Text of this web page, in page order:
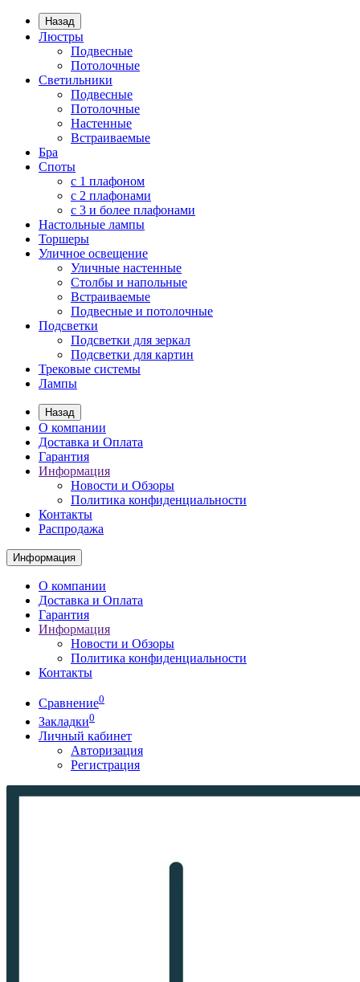
Назад
Люстры
Подвесные
Потолочные
Светильники
Подвесные
Потолочные
Настенные
Встраиваемые
Бра
Споты
с 1 плафоном
с 2 плафонами
с 3 и более плафонами
Настольные лампы
Торшеры
Уличное освещение
Уличные настенные
Столбы и напольные
Встраиваемые
Подвесные и потолочные
Подсветки
Подсветки для зеркал
Подсветки для картин
Трековые системы
Лампы
Назад
О компании
Доставка и Оплата
Гарантия
Информация
Новости и Обзоры
Политика конфиденциальности
Контакты
Распродажа
Информация
О компании
Доставка и Оплата
Гарантия
Информация
Новости и Обзоры
Политика конфиденциальности
Контакты
Сравнение0
Закладки0
Личный кабинет
Авторизация
Регистрация